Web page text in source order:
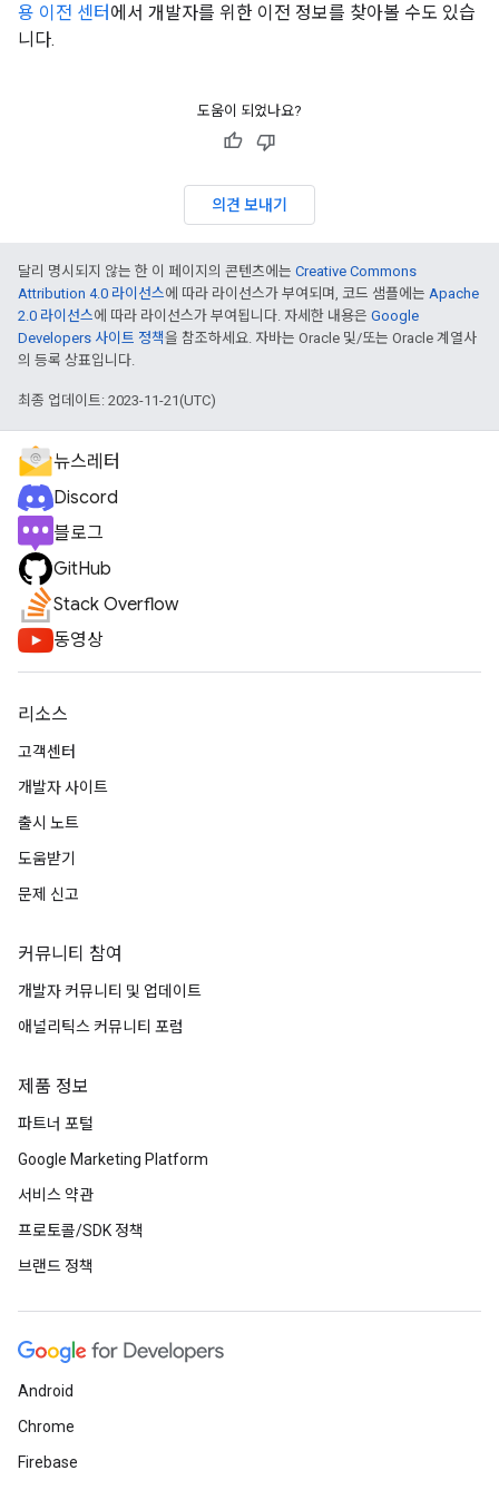
용 이전 센터 에서 개발자를 위한 이전 정보를 찾아볼 수도 있습
니다.
도움이 되었나요?
의견 보내기
달리 명시되지 않는 한 이 페이지의 콘텐츠에는 Creative Commons
Attribution 4.0 라이선스에 따라 라이선스가 부여되며, 코드 샘플에는 Apache
2.0 라이선스에 따라 라이선스가 부여됩니다. 자세한 내용은 Google
Developers 사이트 정책을 참조하세요. 자바는 Oracle 및/또는 Oracle 계열사
의 등록 상표입니다.
최종 업데이트: 2023-11-21(UTC)
뉴스레터
Discord
블로그
GitHub
Stack Overflow
동영상
리소스
고객센터
개발자 사이트
출시 노트
도움받기
문제 신고
커뮤니티 참여
개발자 커뮤니티 및 업데이트
애널리틱스 커뮤니티 포럼
제품 정보
파트너 포털
Google Marketing Platform
서비스 약관
프로토콜/SDK 정책
브랜드 정책
Android
Chrome
Firebase